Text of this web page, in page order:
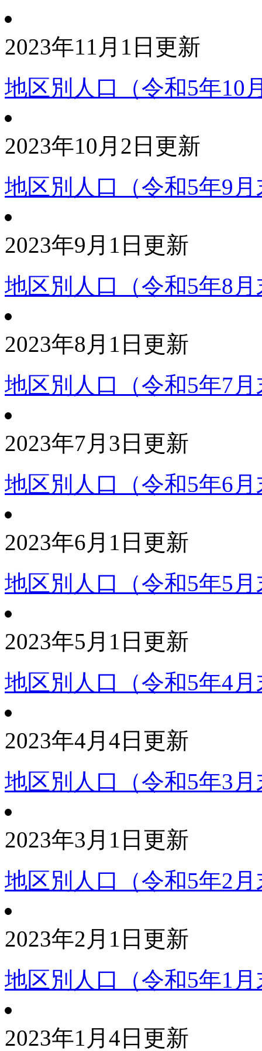
2023年11月1日更新
地区別人口（令和5年10
2023年10月2日更新
地区別人口（令和5年9
2023年9月1日更新
地区別人口（令和5年8
2023年8月1日更新
地区別人口（令和5年7
2023年7月3日更新
地区別人口（令和5年6
2023年6月1日更新
地区別人口（令和5年5
2023年5月1日更新
地区別人口（令和5年4
2023年4月4日更新
地区別人口（令和5年3
2023年3月1日更新
地区別人口（令和5年2
2023年2月1日更新
地区別人口（令和5年1
2023年1月4日更新